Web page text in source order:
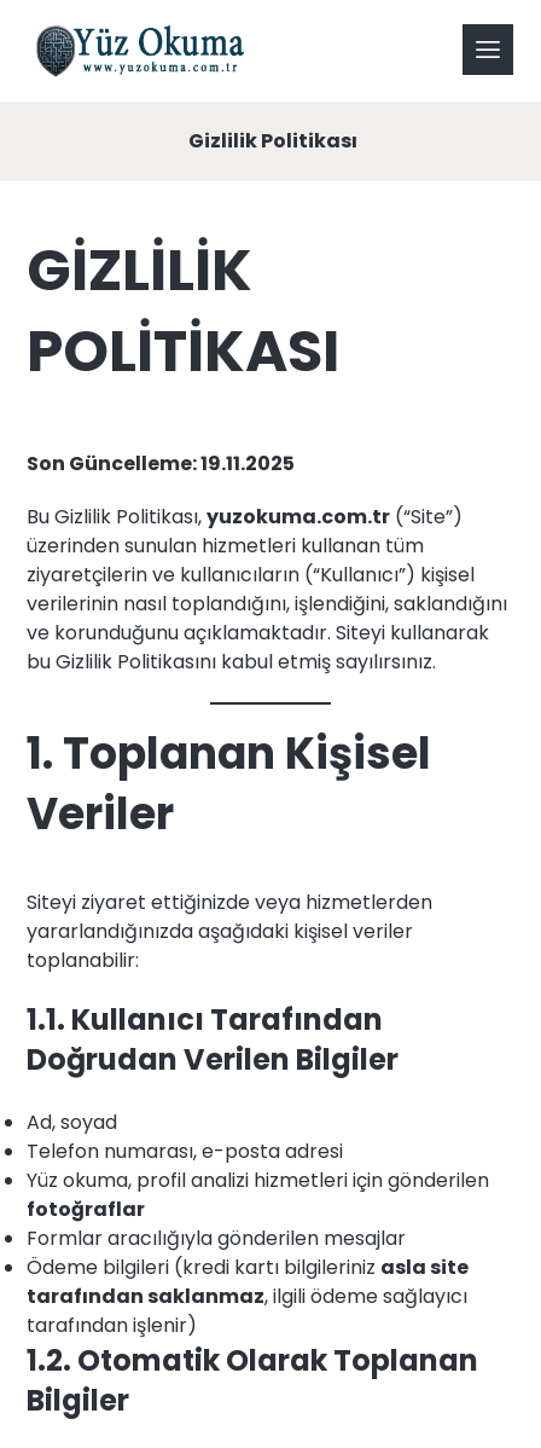
Gizlilik Politikası
GİZLİLİK
POLİTİKASI
Son Güncelleme: 19.11.2025
Bu Gizlilik Politikası,yuzokuma.com.tr (“Site”)
üzerinden sunulan hizmetleri kullanan tüm
ziyaretçilerin ve kullanıcıların (“Kullanıcı”) kişisel
verilerinin nasıl toplandığını, işlendiğini, saklandığını
ve korunduğunu açıklamaktadır. Siteyi kullanarak
bu Gizlilik Politikasını kabul etmiş sayılırsınız.
1. Toplanan Kişisel
Veriler
Siteyi ziyaret ettiğinizde veya hizmetlerden
yararlandığınızda aşağıdaki kişisel veriler
toplanabilir:
1.1. Kullanıcı Tarafından
Doğrudan Verilen Bilgiler
Ad, soyad
Telefon numarası, e-posta adresi
Yüz okuma, profil analizi hizmetleri için gönderilen
fotoğraflar
Formlar aracılığıyla gönderilen mesajlar
Ödeme bilgileri (kredi kartı bilgileriniz asla site
tarafından saklanmaz, ilgili ödeme sağlayıcı
tarafından işlenir)
1.2. Otomatik Olarak Toplanan
Bilgiler